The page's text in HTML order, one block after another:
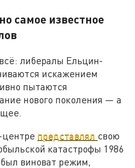
самое известное
либералы Ельцин-
искажением
пытаются
нового поколения — а
представлял свою
катастрофы 1986
виноват режим,